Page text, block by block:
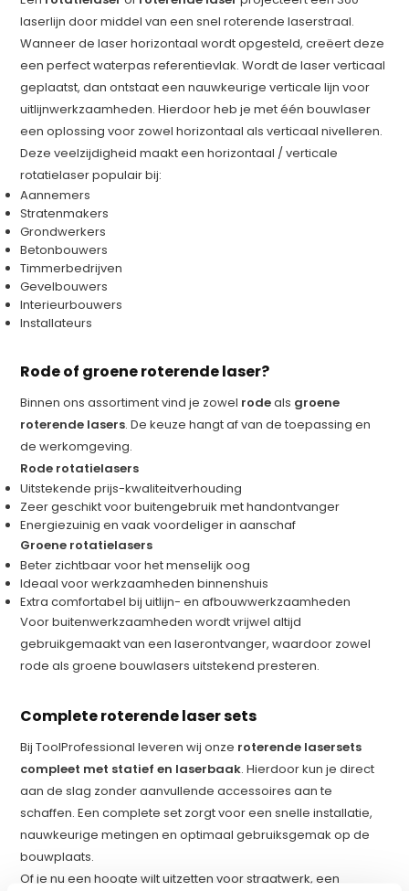
laserlijn door middel van een snel roterende laserstraal.
Wanneer de laser horizontaal wordt opgesteld, creëert deze
een perfect waterpas referentievlak. Wordt de laser verticaal
geplaatst, dan ontstaat een nauwkeurige verticale lijn voor
uitlijnwerkzaamheden. Hierdoor heb je met één bouwlaser
een oplossing voor zowel horizontaal als verticaal nivelleren.
Deze veelzijdigheid maakt een horizontaal / verticale
rotatielaser populair bij:
Aannemers
Stratenmakers
Grondwerkers
Betonbouwers
Timmerbedrijven
Gevelbouwers
Interieurbouwers
Installateurs
Rode of groene roterende laser?
Binnen ons assortiment vind je zowel rodeals groene
roterende lasers. De keuze hangt af van de toepassing en
de werkomgeving.
Rode rotatielasers
Uitstekende prijs-kwaliteitverhouding
Zeer geschikt voor buitengebruik met handontvanger
Energiezuinig en vaak voordeliger in aanschaf
Groene rotatielasers
Beter zichtbaar voor het menselijk oog
Ideaal voor werkzaamheden binnenshuis
Extra comfortabel bij uitlijn- en afbouwwerkzaamheden
Voor buitenwerkzaamheden wordt vrijwel altijd
gebruikgemaakt van een laserontvanger, waardoor zowel
rode als groene bouwlasers uitstekend presteren.
Complete roterende laser sets
Bij ToolProfessional leveren wij onze roterende lasersets
compleet met statief en laserbaak. Hierdoor kun je direct
aan de slag zonder aanvullende accessoires aan te
schaffen. Een complete set zorgt voor een snelle installatie,
nauwkeurige metingen en optimaal gebruiksgemak op de
bouwplaats.
Of je nu een hoogte wilt uitzetten voor straatwerk, een